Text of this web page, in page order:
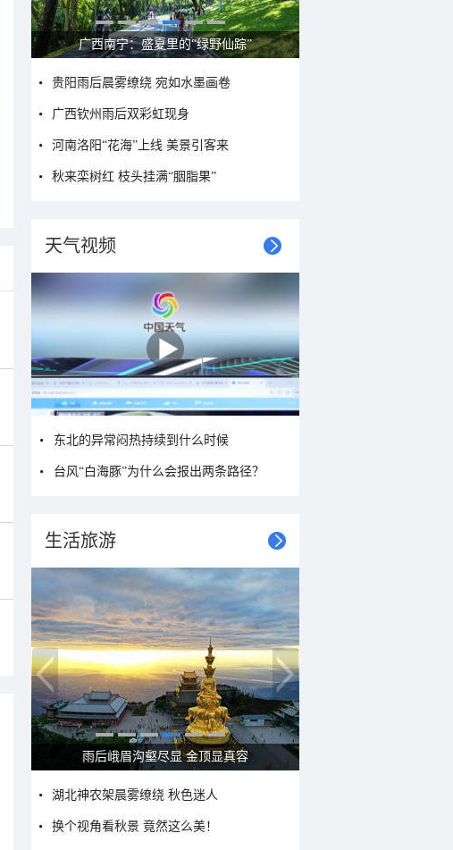
呼伦贝尔草原 藏着最治愈的蓝天白云
贵阳雨后晨雾缭绕 宛如水墨画卷
广西钦州雨后双彩虹现身
河南洛阳“花海”上线 美景引客来
秋来栾树红 枝头挂满“胭脂果”
天气视频
东北的异常闷热持续到什么时候
台风“白海豚”为什么会报出两条路径？
生活旅游
秋意浓 蓝天映衬下的哈尔滨伏尔加庄园
湖北神农架晨雾缭绕 秋色迷人
换个视角看秋景 竟然这么美！